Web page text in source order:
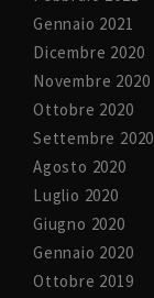
Gennaio 2021
Dicembre 2020
Novembre 2020
Ottobre 2020
Settembre 2020
Agosto 2020
Luglio 2020
Giugno 2020
Gennaio 2020
Ottobre 2019